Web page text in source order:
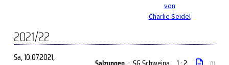
von
Charlie Seidel
2021/22
Sa, 10.07.2021,